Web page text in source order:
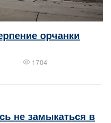
орчанки
1704
не замыкаться в